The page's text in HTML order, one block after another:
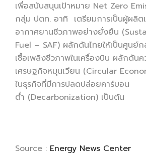
เพื่อสนับสนุนเป้าหมาย Net Zero
กลุ่ม ปตท. อาทิ เตรียมการเป็นผู้ผลิต
อากาศยานชีวภาพอย่างยั่งยืน
Fuel – SAF) ผลักดันไทยให้เป็นศูนย์ก
เชื้อเพลิงชีวภาพในเครื่องบิน ผลักดัน
เศรษฐกิจหมุนเวียน (Circular
ในธุรกิจที่มีการปลดปล่อยคาร์บอน
ต่ำ (Decarbonization) เป็นต้น
Source : Energy News Center